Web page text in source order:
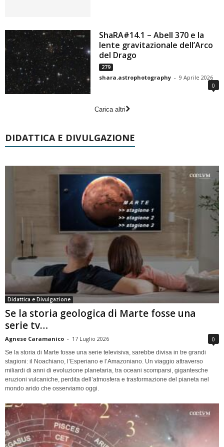
ShaRA#14.1 – Abell 370 e la
lente gravitazionale dell’Arco
del Drago
279
shara.astrophotography - 9 Aprile 2026
0
Carica altri
DIDATTICA E DIVULGAZIONE
Didattica e Divulgazione
Se la storia geologica di Marte fosse una
serie tv…
Agnese Caramanico - 17 Luglio 2026 0
Se la storia di Marte fosse una serie televisiva, sarebbe divisa in tre grandi
stagioni: il Noachiano, l’Esperiano e l’Amazoniano. Un viaggio attraverso
miliardi di anni di evoluzione planetaria, tra oceani scomparsi, gigantesche
eruzioni vulcaniche, perdita dell’atmosfera e trasformazione del pianeta nel
mondo arido che osserviamo oggi.